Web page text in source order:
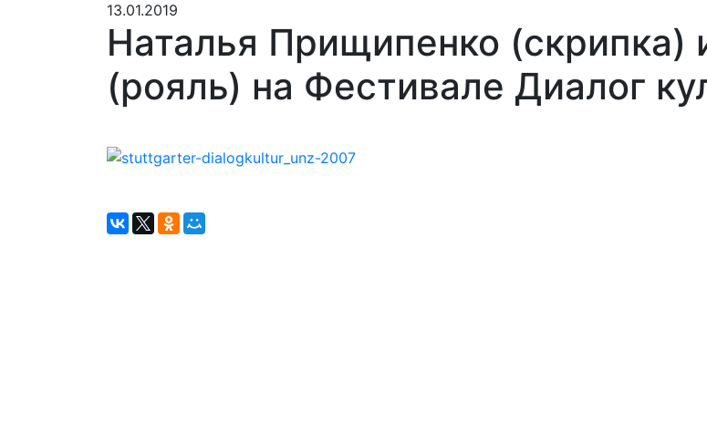
13.01.2019
Наталья Прищипенко (скрипка)
(рояль) на Фестивале Диалог